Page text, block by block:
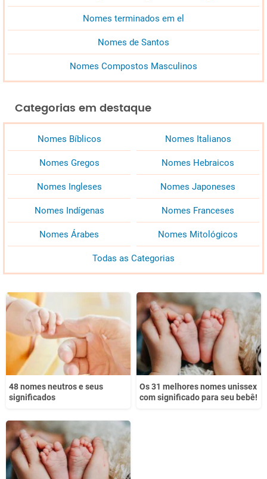
Nomes terminados em el
Nomes de Santos
Nomes Compostos Masculinos
Categorias em destaque
Nomes Bíblicos Nomes Italianos
Nomes Gregos Nomes Hebraicos
Nomes Ingleses Nomes Japoneses
Nomes Indígenas Nomes Franceses
Nomes Árabes Nomes Mitológicos
Todas as Categorias
48 nomes neutros e seus
significados
Os 31 melhores nomes unissex
com significado para seu bebê!